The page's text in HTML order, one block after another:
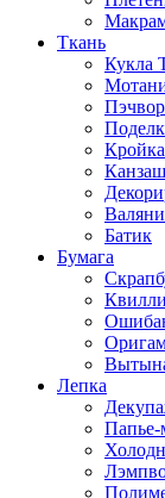
Ткань
Кукла
Батик
Бумага
Лепка